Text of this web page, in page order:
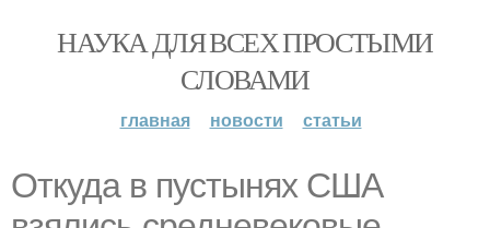
НАУКА ДЛЯ ВСЕХ ПРОСТЫМИ
СЛОВАМИ
главная новости статьи
Откуда в пустынях США